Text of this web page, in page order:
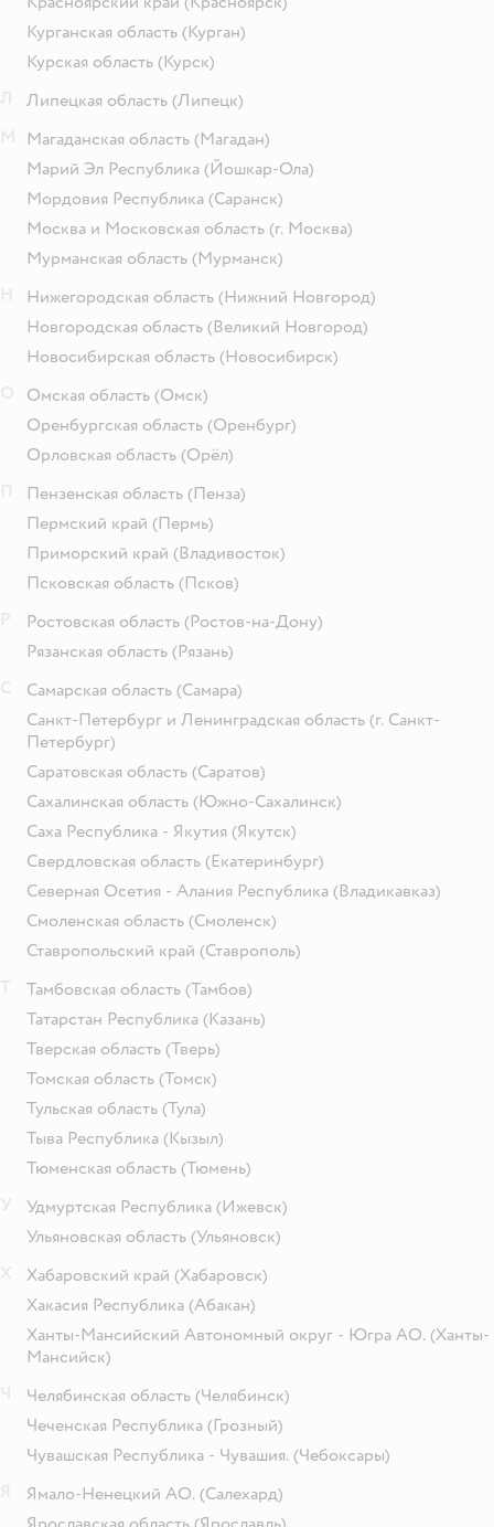
Курганская область (Курган)
Курская область (Курск)
Липецкая область (Липецк)
Магаданская область (Магадан)
Марий Эл Республика (Йошкар-Ола)
Мордовия Республика (Саранск)
Москва и Московская область (г. Москва)
Мурманская область (Мурманск)
Нижегородская область (Нижний Новгород)
Новгородская область (Великий Новгород)
Новосибирская область (Новосибирск)
Омская область (Омск)
Оренбургская область (Оренбург)
Орловская область (Орёл)
Пензенская область (Пенза)
Пермский край (Пермь)
Приморский край (Владивосток)
Псковская область (Псков)
Ростовская область (Ростов-на-Дону)
Рязанская область (Рязань)
Самарская область (Самара)
Санкт-Петербург и Ленинградская область (г. Санкт-
Петербург)
Саратовская область (Саратов)
Сахалинская область (Южно-Сахалинск)
Саха Республика - Якутия (Якутск)
Свердловская область (Екатеринбург)
Северная Осетия - Алания Республика (Владикавказ)
Смоленская область (Смоленск)
Ставропольский край (Ставрополь)
Тамбовская область (Тамбов)
Татарстан Республика (Казань)
Тверская область (Тверь)
Томская область (Томск)
Тульская область (Тула)
Тыва Республика (Кызыл)
Тюменская область (Тюмень)
Удмуртская Республика (Ижевск)
Ульяновская область (Ульяновск)
Хабаровский край (Хабаровск)
Хакасия Республика (Абакан)
Ханты-Мансийский Автономный округ - Югра АО. (Ханты-
Мансийск)
Челябинская область (Челябинск)
Чеченская Республика (Грозный)
Чувашская Республика - Чувашия. (Чебоксары)
Ямало-Ненецкий АО. (Салехард)